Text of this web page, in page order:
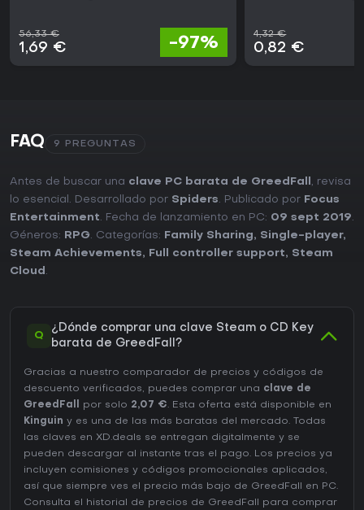
56,33 €
1,69 € -97%
4,32 €
0,82 €
FAQ 9 PREGUNTAS
Antes de buscar una clave PC barata de GreedFall , revisa
lo esencial. Desarrollado por Spiders. Publicado por Focus
Entertainment. Fecha de lanzamiento en PC: 09 sept 2019.
Géneros:
RPG. Categorías: Family Sharing, Single-player,
Steam Achievements, Full controller support, Steam
Cloud .
Q
¿Dónde comprar una clave Steam o CD Key
barata de GreedFall?
Gracias a nuestro comparador de precios y códigos de
descuento verificados, puedes comprar una clave de
GreedFall
por solo 2,07 €. Esta oferta está disponible en
Kinguin y es una de las más baratas del mercado. Todas
las claves en XD.deals se entregan digitalmente y se
pueden descargar al instante tras el pago. Los precios ya
incluyen comisiones y códigos promocionales aplicados,
así que siempre ves el precio más bajo de GreedFall en PC.
Consulta el
historial de precios de GreedFall para comprar